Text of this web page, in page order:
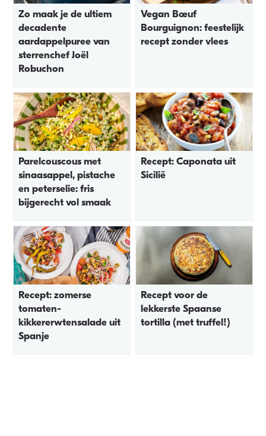
Zo maak je de ultiem
decadente
aardappelpuree van
sterrenchef Joël
Robuchon
Vegan Bœuf
Bourguignon: feestelijk
recept zonder vlees
Parelcouscous met
sinaasappel, pistache
en peterselie: fris
bijgerecht vol smaak
Recept: Caponata uit
Sicilië
Recept: zomerse
tomaten-
kikkererwtensalade uit
Spanje
Recept voor de
lekkerste Spaanse
tortilla (met truffel!)